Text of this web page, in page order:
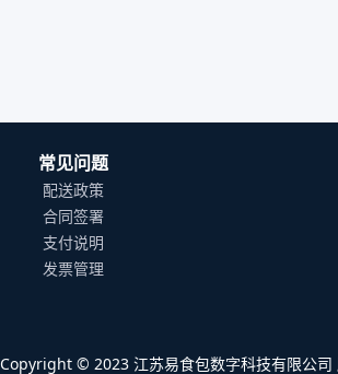
常见问题
配送政策
合同签署
支付说明
发票管理
Copyright © 2023 江苏易食包数字科技有限公司